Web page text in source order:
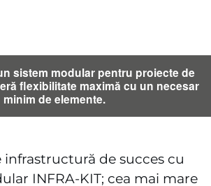
sistem modular pentru proiecte de
flexibilitate maximă cu un necesar
minim de elemente.
infrastructură de succes cu
INFRA-KIT; cea mai mare